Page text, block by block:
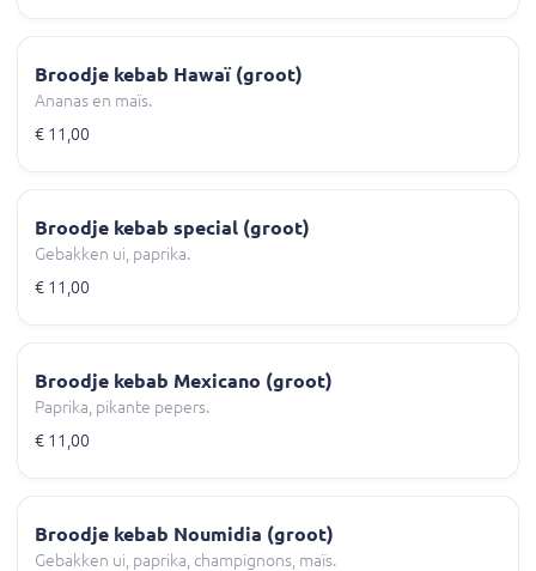
Broodje kebab Hawaï (groot)
Ananas en maïs.
€ 11,00
Broodje kebab special (groot)
Gebakken ui, paprika.
€ 11,00
Broodje kebab Mexicano (groot)
Paprika, pikante pepers.
€ 11,00
Broodje kebab Noumidia (groot)
Gebakken ui, paprika, champignons, maïs.